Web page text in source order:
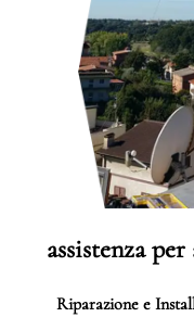
assistenza
Riparazione e